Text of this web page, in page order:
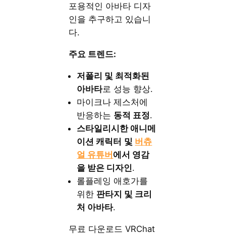
포용적인 아바타 디자
인을 추구하고 있습니
다.
주요 트렌드:
저폴리 및 최적화된
아바타로 성능 향상.
마이크나 제스처에
반응하는 동적 표정.
스타일리시한 애니메
이션 캐릭터 및 버츄
얼 유튜버에서 영감
을 받은 디자인.
롤플레잉 애호가를
위한 판타지 및 크리
처 아바타.
무료 다운로드 VRChat